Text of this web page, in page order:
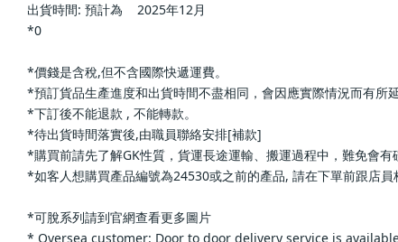
出貨時間: 預計為    2025年12月
*0
*價錢是含稅,但不含國際快遞運費。
*預訂貨品生產進度和出貨時間不盡相同，會因應實際情
*下訂後不能退款 , 不能轉款。
*待出貨時間落實後,由職員聯絡安排[補款]
*購買前請先了解GK性質，貨運長途運輸、搬運過程中，
*如客人想購買產品編號為24530或之前的產品, 請在下單
*可脫系列請到官網查看更多圖片
* Oversea customer: Door to door delivery service is